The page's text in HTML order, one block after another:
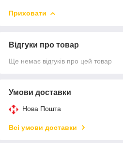
Приховати
Відгуки про товар
Ще немає відгуків про цей товар
Умови доставки
Нова Пошта
Всі умови доставки